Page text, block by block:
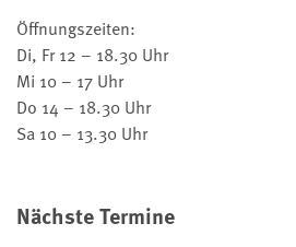
Öffnungszeiten:
Di, Fr 12 – 18.30 Uhr
Mi 10 – 17 Uhr
Do 14 – 18.30 Uhr
Sa 10 – 13.30 Uhr
Nächste Termine